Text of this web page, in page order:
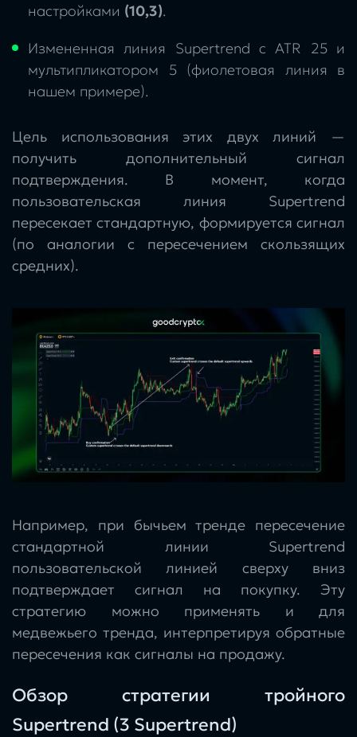
настройками (10,3).
Измененная линия Supertrend с ATR 25 и
мультипликатором 5 (фиолетовая линия в
нашем примере).
Цель использования этих двух линий —
получить дополнительный сигнал
подтверждения. В момент, когда
пользовательская линия Supertrend
пересекает стандартную, формируется сигнал
(по аналогии с пересечением скользящих
средних).
Например, при бычьем тренде пересечение
стандартной линии Supertrend
пользовательской линией сверху вниз
подтверждает сигнал на покупку. Эту
стратегию можно применять и для
медвежьего тренда, интерпретируя обратные
пересечения как сигналы на продажу.
Обзор стратегии тройного
Supertrend (3 Supertrend)